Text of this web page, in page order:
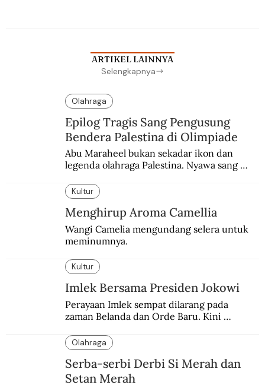
ARTIKEL LAINNYA
Selengkapnya
Olahraga
Epilog Tragis Sang Pengusung
Bendera Palestina di Olimpiade
Abu Maraheel bukan sekadar ikon dan
legenda olahraga Palestina. Nyawa sang
memblokade Rafah.
Kultur
Menghirup Aroma Camellia
Wangi Camelia mengundang selera untuk
meminumnya.
Kultur
Imlek Bersama Presiden Jokowi
Perayaan Imlek sempat dilarang pada
zaman Belanda dan Orde Baru. Kini
Olahraga
Serba-serbi Derbi Si Merah dan
Setan Merah